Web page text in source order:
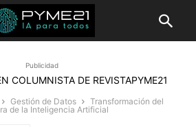
Publicidad
COLUMNISTA DE REVISTAPYME21
Gestión de Datos
Transformación del
de la Inteligencia Artificial